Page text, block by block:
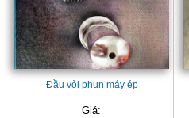
Đầu vòi phun máy ép
Giá: